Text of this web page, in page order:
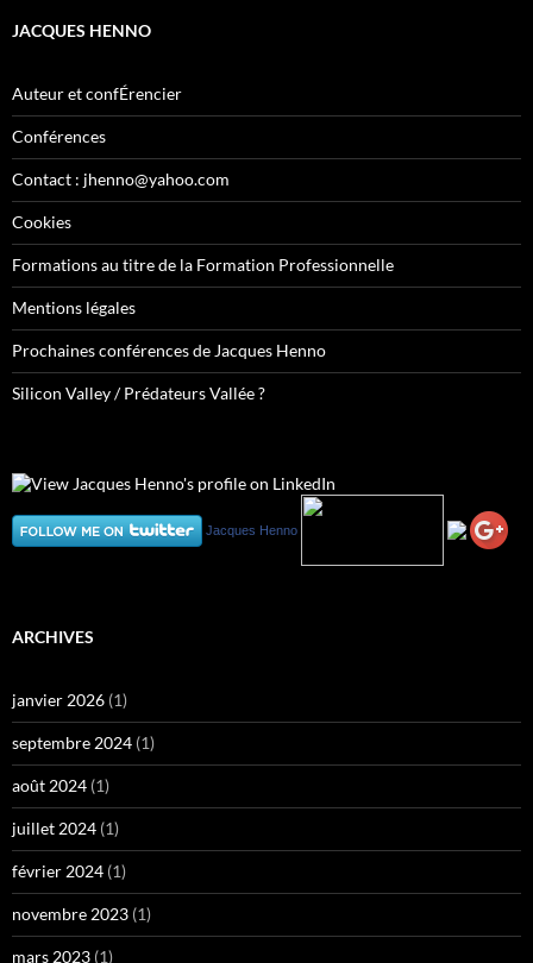
JACQUES HENNO
Auteur et confÉrencier
Conférences
Contact : jhenno@yahoo.com
Cookies
Formations au titre de la Formation Professionnelle
Mentions légales
Prochaines conférences de Jacques Henno
Silicon Valley / Prédateurs Vallée ?
Jacques Henno
ARCHIVES
janvier 2026 (1)
septembre 2024 (1)
août 2024 (1)
juillet 2024 (1)
février 2024 (1)
novembre 2023 (1)
mars 2023 (1)